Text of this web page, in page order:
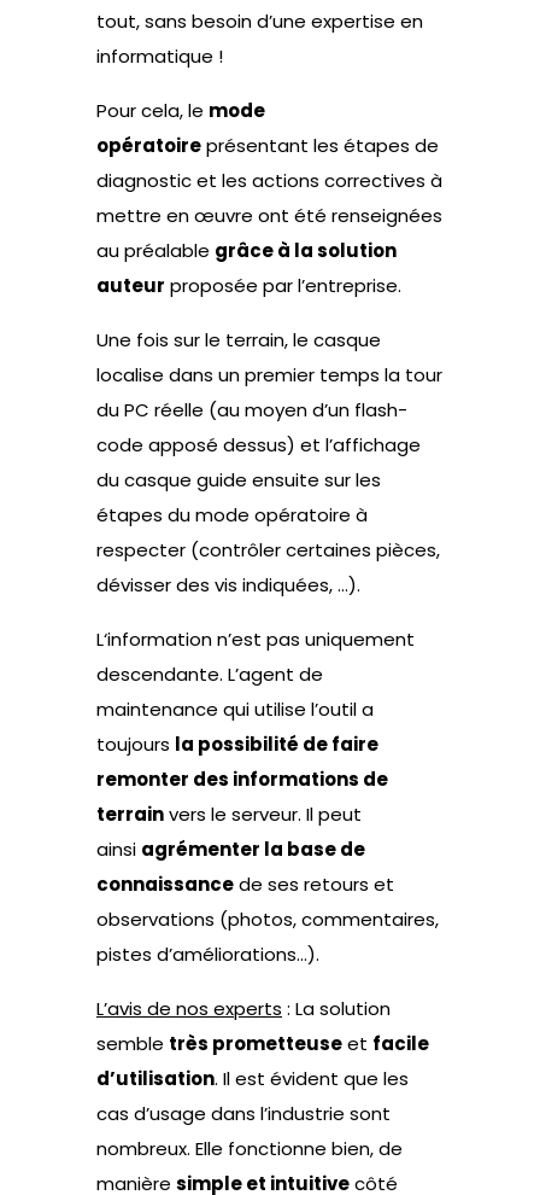
tout, sans besoin d’une expertise en
informatique !
Pour cela, le mode
opératoireprésentant les étapes de
diagnostic et les actions correctives à
mettre en œuvre ont été renseignées
au préalable grâce à la solution
auteur proposée par l’entreprise.
Une fois sur le terrain, le casque
localise dans un premier temps la tour
du PC réelle (au moyen d’un flash-
code apposé dessus) et l’affichage
du casque guide ensuite sur les
étapes du mode opératoire à
respecter (contrôler certaines pièces,
dévisser des vis indiquées, …).
L‘information n’est pas uniquement
descendante. L’agent de
maintenance qui utilise l’outil a
toujours la possibilité de faire
remonter des informations de
terrainvers le serveur. Il peut
ainsi agrémenter la base de
connaissancede ses retours et
observations (photos, commentaires,
pistes d’améliorations…).
L’avis de nos experts : La solution
semble très prometteuseet facile
d’utilisation. Il est évident que les
cas d’usage dans l’industrie sont
nombreux. Elle fonctionne bien, de
manière simple et intuitivecôté